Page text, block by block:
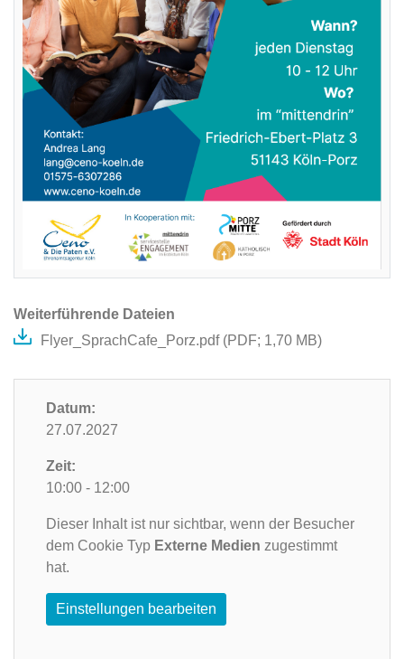
Weiterführende Dateien
Flyer_SprachCafe_Porz.pdf (PDF; 1,70 MB)
Datum:
27.07.2027
Zeit:
10:00 - 12:00
Dieser Inhalt ist nur sichtbar, wenn der Besucher
dem Cookie Typ Externe Medien zugestimmt
hat.
Einstellungen bearbeiten